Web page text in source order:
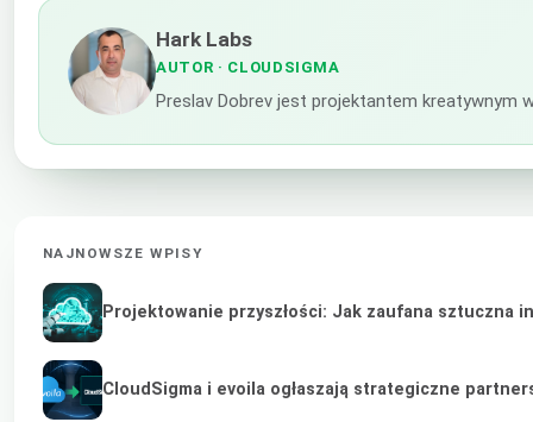
Hark Labs
AUTOR · CLOUDSIGMA
Preslav Dobrev jest projektantem kreatywnym
NAJNOWSZE WPISY
Projektowanie przyszłości: Jak zaufana
CloudSigma i evoila ogłaszają strategiczne